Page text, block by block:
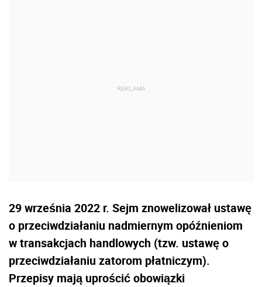
29 września 2022 r. Sejm znowelizował ustawę
o przeciwdziałaniu nadmiernym opóźnieniom
w transakcjach handlowych (tzw. ustawę o
przeciwdziałaniu zatorom płatniczym).
Przepisy mają uprościć obowiązki